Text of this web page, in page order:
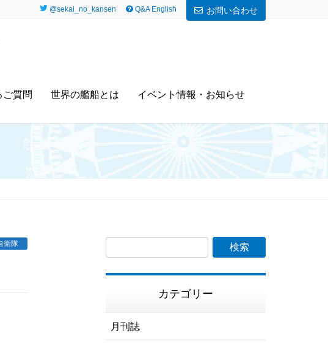
@sekai_no_kansen Q&A English お問い合わせ
ご質問 世界の艦船とは イベント情報・お知らせ
衛隊
カテゴリー
月刊誌